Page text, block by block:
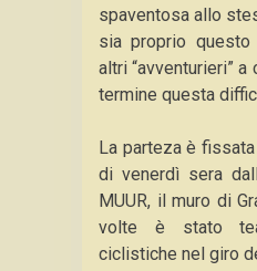
spaventosa allo
sia proprio
altri “avventurieri”
termine questa
La parteza è
di venerdì sera
MUUR, il muro di
volte è stato
ciclistiche nel giro